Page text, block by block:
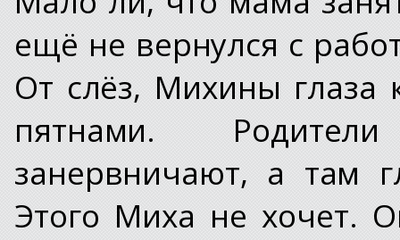
ещё не вернулся с
От слёз, Михины глаза
пятнами.
занервничают, а там
Этого Миха не хочет.